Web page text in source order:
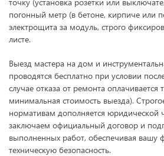
погонный метр (в бетоне, кирпиче или
электрощита за модуль, строго
листе.
Выезд мастера на дом и
проводятся бесплатно при условии
случае отказа от ремонта оплачивается
минимальная стоимость выезда).
нормативам дополняется
заключаем официальный договор и
выполненных работ, обеспечивая вашу
техническую безопасность.